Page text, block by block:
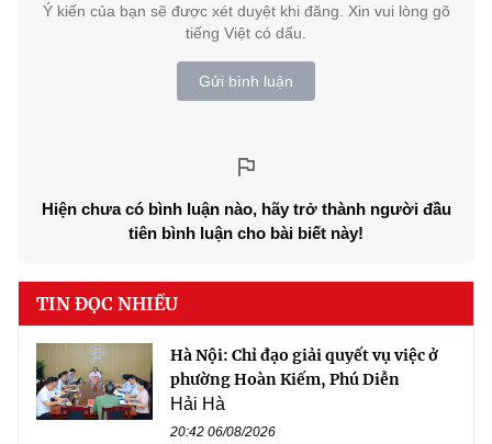
Ý kiến của bạn sẽ được xét duyệt khi đăng. Xin vui lòng gõ
tiếng Việt có dấu.
Gửi bình luận
Hiện chưa có bình luận nào, hãy trở thành người đầu
tiên bình luận cho bài biết này!
TIN ĐỌC NHIỀU
Hà Nội: Chỉ đạo giải quyết vụ việc ở
phường Hoàn Kiếm, Phú Diễn
Hải Hà
20:42 06/08/2026